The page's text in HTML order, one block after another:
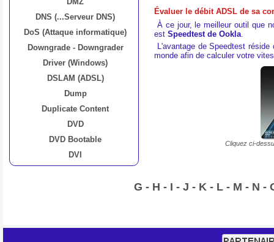
DNS (...Serveur DNS)
DoS (Attaque informatique)
Downgrade - Downgrader
Driver (Windows)
DSLAM (ADSL)
Dump
Duplicate Content
DVD
DVD Bootable
DVI
Évaluer le débit ADSL de sa
À ce jour, le meilleur outil que
est Speedtest de Ookla.
L'avantage de Speedtest
monde afin de calculer votre
Cliquez ci-
G - H - I -J - K - L - M - N -